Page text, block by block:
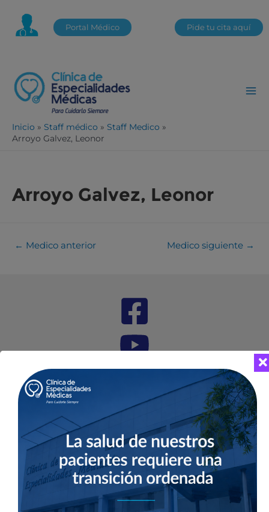
Portal Médico Pide tu cita aquí
Inicio Staff médico
Staff Medico
Arroyo Galvez, Leonor
Arroyo Galvez, Leonor
← Medico anterior Medico siguiente →
Dirección
Jr. Eduardo Ordoñez 468 - San Borja